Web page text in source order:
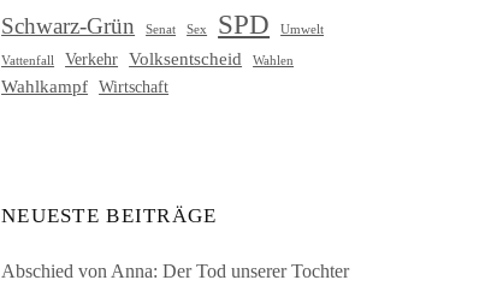
Schwarz-Grün Senat Sex SPD Umwelt
Vattenfall Verkehr Volksentscheid Wahlen
Wahlkampf Wirtschaft
NEUESTE BEITRÄGE
Abschied von Anna: Der Tod unserer Tochter